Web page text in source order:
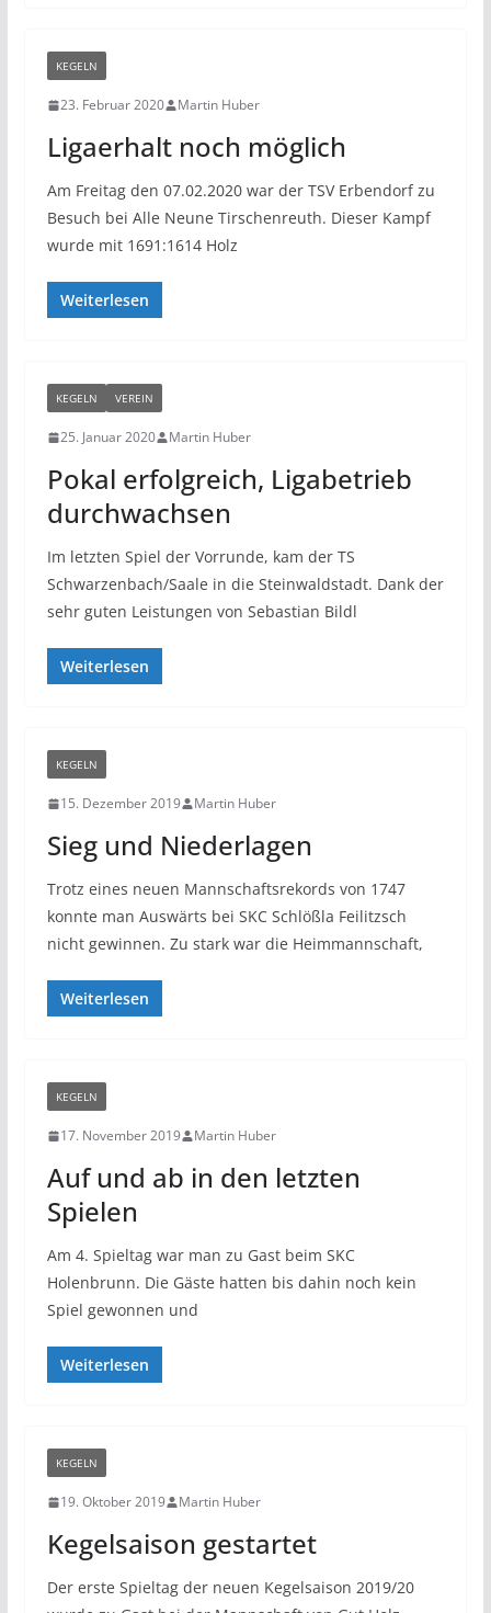
KEGELN
23. Februar 2020 Martin Huber
Ligaerhalt noch möglich
Am Freitag den 07.02.2020 war der TSV Erbendorf zu
Besuch bei Alle Neune Tirschenreuth. Dieser Kampf
wurde mit 1691:1614 Holz
Weiterlesen
KEGELN VEREIN
25. Januar 2020 Martin Huber
Pokal erfolgreich, Ligabetrieb
durchwachsen
Im letzten Spiel der Vorrunde, kam der TS
Schwarzenbach/Saale in die Steinwaldstadt. Dank der
sehr guten Leistungen von Sebastian Bildl
Weiterlesen
KEGELN
15. Dezember 2019 Martin Huber
Sieg und Niederlagen
Trotz eines neuen Mannschaftsrekords von 1747
konnte man Auswärts bei SKC Schlößla Feilitzsch
nicht gewinnen. Zu stark war die Heimmannschaft,
Weiterlesen
KEGELN
17. November 2019 Martin Huber
Auf und ab in den letzten
Spielen
Am 4. Spieltag war man zu Gast beim SKC
Holenbrunn. Die Gäste hatten bis dahin noch kein
Spiel gewonnen und
Weiterlesen
KEGELN
19. Oktober 2019 Martin Huber
Kegelsaison gestartet
Der erste Spieltag der neuen Kegelsaison 2019/20